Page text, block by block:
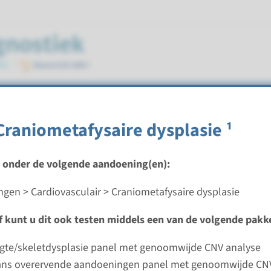
dysplasie ¹
de volgende aandoening(en):
> Cardiovasculair > Craniometafysaire dysplasie
kunt u dit ook testen middels een van de volgende
skeletdysplasie panel met genoomwijde CNV analyse
overervende aandoeningen panel met genoomwijde
dysplasie
dysplasie ¹
8 weken / Gerichte analyse: 4 weken
laboratorium